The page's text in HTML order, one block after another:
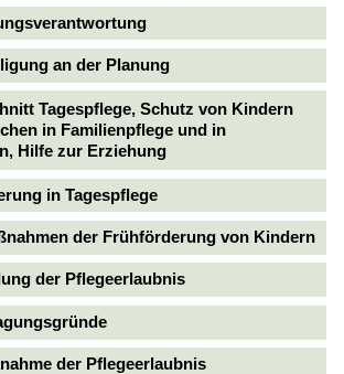
an der Planung
Tagespflege, Schutz von Kindern
in Familienpflege und in
Hilfe zur Erziehung
in Tagespflege
der Frühförderung von Kindern
der Pflegeerlaubnis
der Pflegeerlaubnis